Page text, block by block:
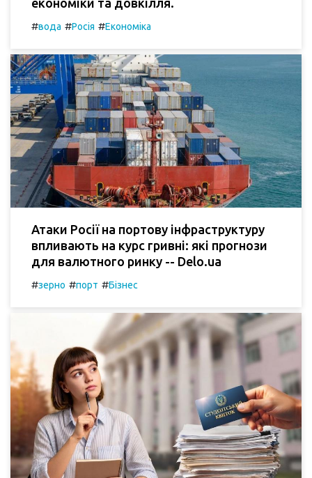
економіки та довкілля.
#вода #Росія #Економіка
Атаки Росії на портову інфраструктуру
впливають на курс гривні: які прогнози
для валютного ринку -- Delo.ua
#зерно #порт #Бізнес